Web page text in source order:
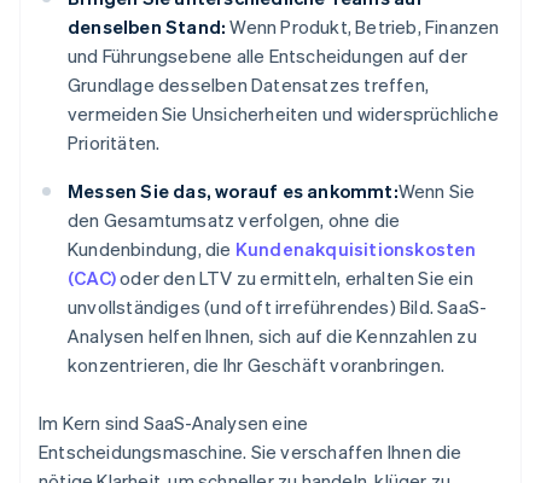
denselben Stand: Wenn Produkt, Betrieb, Finanzen
und Führungsebene alle Entscheidungen auf der
Grundlage desselben Datensatzes treffen,
vermeiden Sie Unsicherheiten und widersprüchliche
Prioritäten.
Messen Sie das, worauf es ankommt:Wenn Sie
den Gesamtumsatz verfolgen, ohne die
Kundenbindung, die Kundenakquisitionskosten
(CAC)oder den LTV zu ermitteln, erhalten Sie ein
unvollständiges (und oft irreführendes) Bild. SaaS-
Analysen helfen Ihnen, sich auf die Kennzahlen zu
konzentrieren, die Ihr Geschäft voranbringen.
Im Kern sind SaaS-Analysen eine
Entscheidungsmaschine. Sie verschaffen Ihnen die